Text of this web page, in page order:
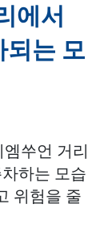
에서
되는 모
쑤언 거리
하는 모습
위험을 줄